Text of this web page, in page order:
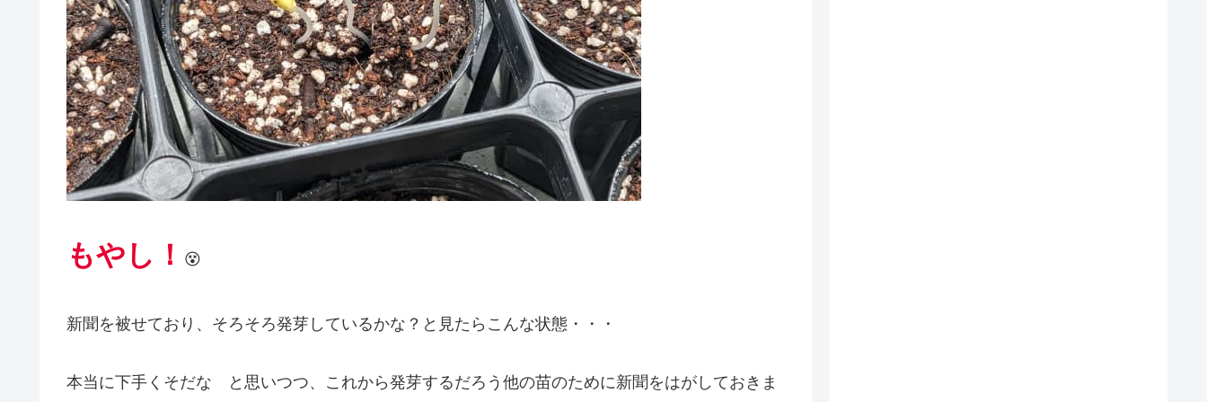
もやし！ 😵
新聞を被せており、そろそろ発芽しているかな？と見たらこんな状態・・・
本当に下手くそだな と思いつつ、これから発芽するだろう他の苗のために新聞をはがしておきま